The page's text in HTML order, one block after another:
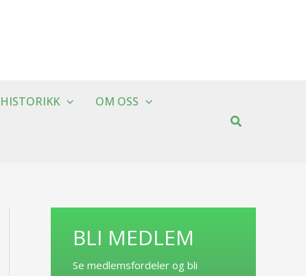
HISTORIKK OM OSS
BLI MEDLEM
Se medlemsfordeler og bli